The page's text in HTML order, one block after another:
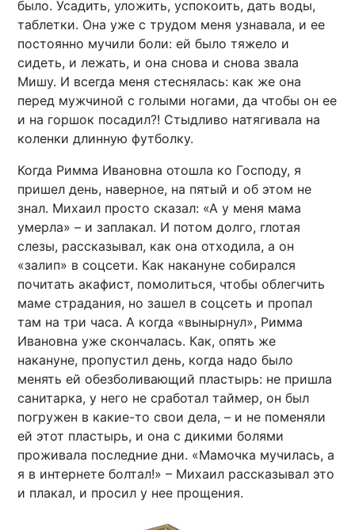
было. Усадить, уложить, успокоить, дать воды,
таблетки. Она уже с трудом меня узнавала, и ее
постоянно мучили боли: ей было тяжело и
сидеть, и лежать, и она снова и снова звала
Мишу. И всегда меня стеснялась: как же она
перед мужчиной с голыми ногами, да чтобы он ее
и на горшок посадил?! Стыдливо натягивала на
коленки длинную футболку.
Когда Римма Ивановна отошла ко Господу, я
пришел день, наверное, на пятый и об этом не
знал. Михаил просто сказал: «А у меня мама
умерла» – и заплакал. И потом долго, глотая
слезы, рассказывал, как она отходила, а он
«залип» в соцсети. Как накануне собирался
почитать акафист, помолиться, чтобы облегчить
маме страдания, но зашел в соцсеть и пропал
там на три часа. А когда «вынырнул», Римма
Ивановна уже скончалась. Как, опять же
накануне, пропустил день, когда надо было
менять ей обезболивающий пластырь: не пришла
санитарка, у него не сработал таймер, он был
погружен в какие-то свои дела, – и не поменяли
ей этот пластырь, и она с дикими болями
проживала последние дни. «Мамочка мучилась, а
я в интернете болтал!» – Михаил рассказывал это
и плакал, и просил у нее прощения.